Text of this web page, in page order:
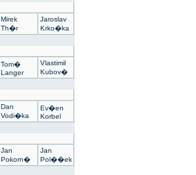
Mirek
Th�r
Jaroslav
Krko�ka
Tom�
Langer
Vlastimil
Kubov�
Dan
Vodi�ka
Ev�en
Korbel
Jan
Pokorn�
Jan
Pol��ek